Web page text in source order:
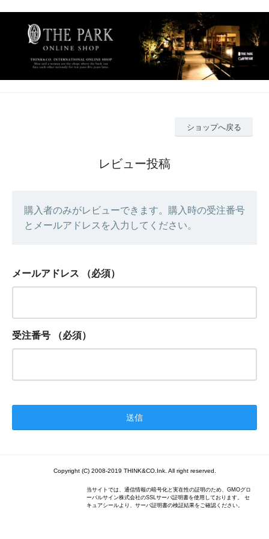
ショップへ戻る
レビュー投稿
購入者のみがレビューできます。購入時の受注番号
とメールアドレスを入力してください。
メールアドレス （必須）
受注番号 （必須）
Copyright (C) 2008-2019 THINK&CO.Ink. All right reserved.
当サイトでは、通信情報の暗号化と実在性の証明のため、GMOグロ
ーバルサイン株式会社のSSLサーバ証明書を使用しております。 セ
キュアシールより、サーバ証明書の検証結果をご確認ください。